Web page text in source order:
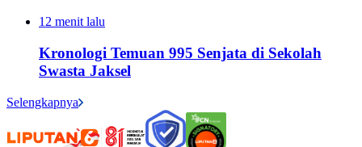
12 menit lalu
Kronologi Temuan 995 Senjata di Sekolah
Swasta Jaksel
Selengkapnya